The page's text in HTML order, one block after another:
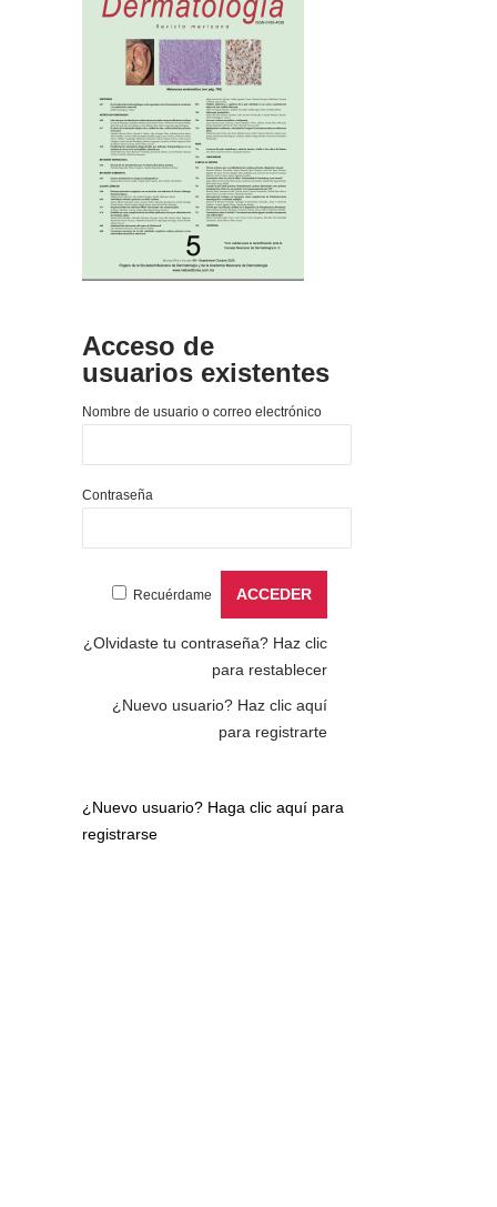
Acceso de
usuarios existentes
Nombre de usuario o correo electrónico
Contraseña
Recuérdame
¿Olvidaste tu contraseña? Haz clic
para restablecer
¿Nuevo usuario? Haz clic aquí
para registrarte
¿Nuevo usuario? Haga clic aquí para
registrarse